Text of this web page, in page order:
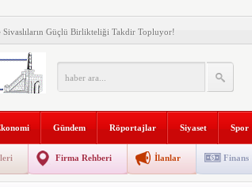
Sivaslıların Güçlü Birlikteliği Takdir Topluyor!
Sevilen Esnaflarından Kabil Yalçın Vefat Etti.
Yılmaz Şimşek, Kaymakamları Makamında Kabul Etti
Yunus Emre YILDIZ Görevine Başladı
Kaymakamı Yunus Emre YILDIZ Esnafla Buluştu.
Gündem Röportajlar Siyaset Spor
Firma Rehberi İlanlar Finans